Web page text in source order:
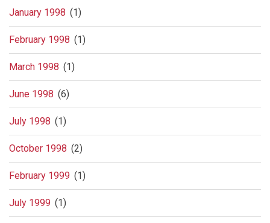
January 1998 (1)
February 1998 (1)
March 1998 (1)
June 1998 (6)
July 1998 (1)
October 1998 (2)
February 1999 (1)
July 1999 (1)